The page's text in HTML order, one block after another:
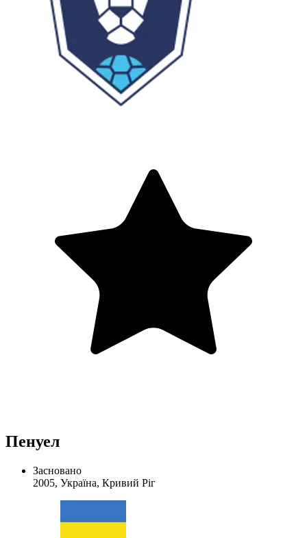
Пенуел
Засновано
2005, Україна, Кривий Ріг